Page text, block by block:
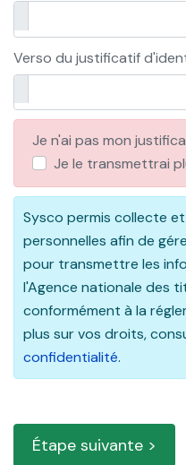
Verso du justificatif
Je n'ai pas mon
Je le transmettrai
Sysco permis collecte
personnelles afin de
pour transmettre les
l'Agence nationale des
conformément à la
plus sur vos droits,
confidentialité.
Étape suivante >